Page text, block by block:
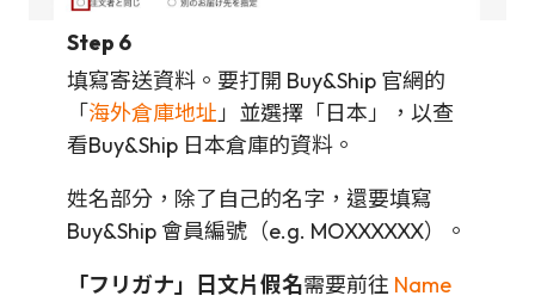
Step 6
填寫寄送資料。要打開 Buy&Ship 官網的
「海外倉庫地址」並選擇「日本」，以查
看Buy&Ship 日本倉庫的資料。
姓名部分，除了自己的名字，還要填寫
Buy&Ship 會員編號（e.g. MOXXXXXX）。
「フリガナ」日文片假名需要前往 Name